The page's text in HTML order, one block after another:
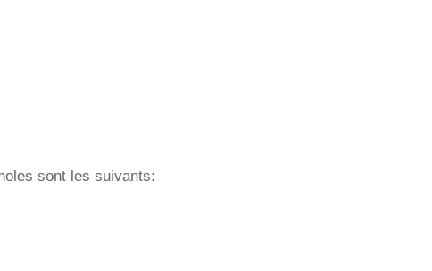
sont les suivants: